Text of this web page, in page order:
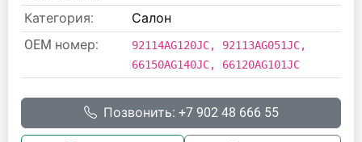
Категория:
Салон
OEM номер:
92114AG120JC, 92113AG051JC,
66150AG140JC, 66120AG101JC
Позвонить: +7 902 48 666 55